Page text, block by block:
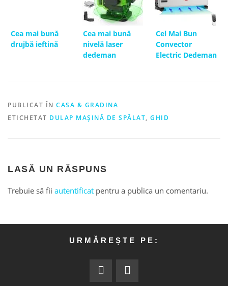
Cea mai bună
drujbă ieftină
Cea mai bună
nivelă laser
dedeman
Cel Mai Bun
Convector
Electric Dedeman
PUBLICAT ÎN CASA & GRADINA
ETICHETAT DULAP MAȘINĂ DE SPĂLAT, GHID
LASĂ UN RĂSPUNS
Trebuie să fii autentificat pentru a publica un comentariu.
URMĂREȘTE PE: